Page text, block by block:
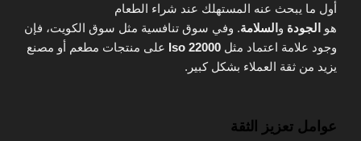
أول ما يبحث عنه المستهلك عند شراء الطعام
هو الجودة و السلامة. وفي سوق تنافسية مثل سوق الكويت، فإن
وجود علامة اعتماد مثل Iso 22000 على منتجات مطعم أو مصنع
يزيد من ثقة العملاء بشكل كبير.
عوامل تعزيز الثقة